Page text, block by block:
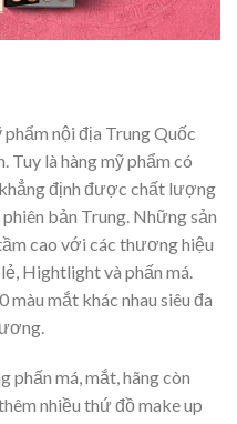
nội địa Trung Quốc
Tuy là hàng mỹ phẩm có
định được chất lượng
bản Trung. Những sản
cao với các thương hiệu
Hightlight và phấn má.
mắt khác nhau siêu đa
phấn má, mắt, hãng còn
nhiều thứ đồ make up